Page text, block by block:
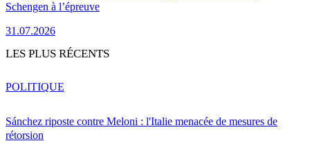
Schengen à l’épreuve
31.07.2026
LES PLUS RÉCENTS
Sánchez riposte contre Meloni : l'Italie menacée de mesures de
rétorsion
POLITIQUE